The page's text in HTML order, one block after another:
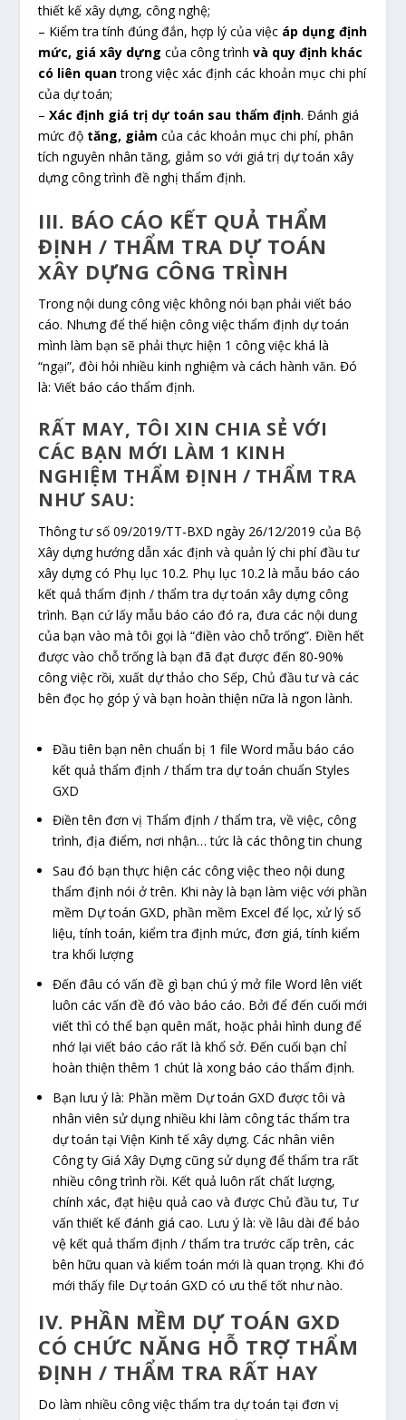
thiết kế xây dựng, công nghệ;
– Kiểm tra tính đúng đắn, hợp lý của việc áp dụng định
mức, giá xây dựng của công trìnhvà quy định khác
có liên quantrong việc xác định các khoản mục chi phí
của dự toán;
–Xác định giá trị dự toán sau thẩm định. Đánh giá
mức độ tăng, giảm của các khoản mục chi phí, phân
tích nguyên nhân tăng, giảm so với giá trị dự toán xây
dựng công trình đề nghị thẩm định.
III. BÁO CÁO KẾT QUẢ THẨM
ĐỊNH / THẨM TRA DỰ TOÁN
XÂY DỰNG CÔNG TRÌNH
Trong nội dung công việc không nói bạn phải viết báo
cáo. Nhưng để thể hiện công việc thẩm định dự toán
mình làm bạn sẽ phải thực hiện 1 công việc khá là
“ngại”, đòi hỏi nhiều kinh nghiệm và cách hành văn. Đó
là: Viết báo cáo thẩm định.
RẤT MAY, TÔI XIN CHIA SẺ VỚI
CÁC BẠN MỚI LÀM 1 KINH
NGHIỆM THẨM ĐỊNH / THẨM TRA
NHƯ SAU:
Thông tư số 09/2019/TT-BXD ngày 26/12/2019 của Bộ
Xây dựng hướng dẫn xác định và quản lý chi phí đầu tư
xây dựng có Phụ lục 10.2. Phụ lục 10.2 là mẫu báo cáo
kết quả thẩm định / thẩm tra dự toán xây dựng công
trình. Bạn cứ lấy mẫu báo cáo đó ra, đưa các nội dung
của bạn vào mà tôi gọi là “điền vào chỗ trống”. Điền hết
được vào chỗ trống là bạn đã đạt được đến 80-90%
công việc rồi, xuất dự thảo cho Sếp, Chủ đầu tư và các
bên đọc họ góp ý và bạn hoàn thiện nữa là ngon lành.
Đầu tiên bạn nên chuẩn bị 1 file Word mẫu báo cáo
kết quả thẩm định / thẩm tra dự toán chuẩn Styles
GXD
Điền tên đơn vị Thẩm định / thẩm tra, về việc, công
trình, địa điểm, nơi nhận… tức là các thông tin chung
Sau đó bạn thực hiện các công việc theo nội dung
thẩm định nói ở trên. Khi này là bạn làm việc với phần
mềm Dự toán GXD, phần mềm Excel để lọc, xử lý số
liệu, tính toán, kiểm tra định mức, đơn giá, tính kiểm
tra khối lượng
Đến đâu có vấn đề gì bạn chú ý mở file Word lên viết
luôn các vấn đề đó vào báo cáo. Bởi để đến cuối mới
viết thì có thể bạn quên mất, hoặc phải hình dung để
nhớ lại viết báo cáo rất là khổ sở. Đến cuối bạn chỉ
hoàn thiện thêm 1 chút là xong báo cáo thẩm định.
Bạn lưu ý là: Phần mềm Dự toán GXD được tôi và
nhân viên sử dụng nhiều khi làm công tác thẩm tra
dự toán tại Viện Kinh tế xây dựng. Các nhân viên
Công ty Giá Xây Dựng cũng sử dụng để thẩm tra rất
nhiều công trình rồi. Kết quả luôn rất chất lượng,
chính xác, đạt hiệu quả cao và được Chủ đầu tư, Tư
vấn thiết kế đánh giá cao. Lưu ý là: về lâu dài để bảo
vệ kết quả thẩm định / thẩm tra trước cấp trên, các
bên hữu quan và kiểm toán mới là quan trọng. Khi đó
mới thấy file Dự toán GXD có ưu thế tốt như nào.
IV. PHẦN MỀM DỰ TOÁN GXD
CÓ CHỨC NĂNG HỖ TRỢ THẨM
ĐỊNH / THẨM TRA RẤT HAY
Do làm nhiều công việc thẩm tra dự toán tại đơn vị